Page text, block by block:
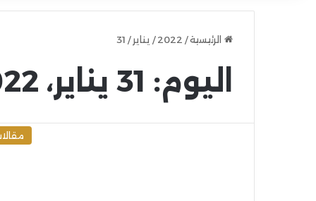
الرئيسية/
2022
/ يناير /
31
اليوم: 31 يناير، 2022